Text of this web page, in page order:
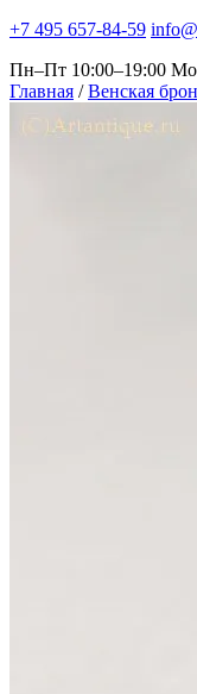
+7 495 657-84-59
Пн–Пт 10:00–19:00
Главная / Венская